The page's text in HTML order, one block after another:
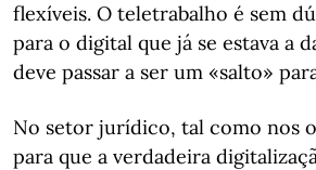
flexíveis. O teletrabalho é sem
para o digital que já se estava a
deve passar a ser um «salto»
No setor jurídico, tal como nos
para que a verdadeira